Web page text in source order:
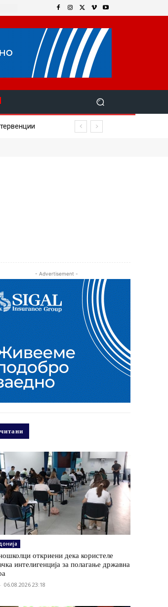
- Advertisement -
откриени дека користеле
интелигенција за полагање државна
- 06.08.2026 23:18